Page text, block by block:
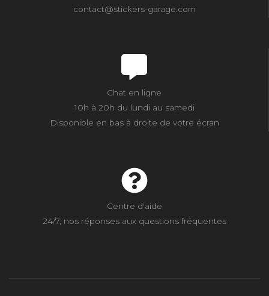
contact@stickers-garage.com
Chat en ligne
10h à 20h du lundi au samedi
Disponible en bas à droite de votre écran
Centre d'aide
24/7, nos réponses aux questions fréquentes